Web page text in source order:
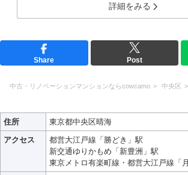
詳細をみる
Share Post
中古・リノベーションマンションならcowcamo 中央区
住所
東京都中央区晴海
アクセス
都営大江戸線「勝どき」駅
新交通ゆりかもめ「新豊洲」駅
東京メトロ有楽町線・都営大江戸線「